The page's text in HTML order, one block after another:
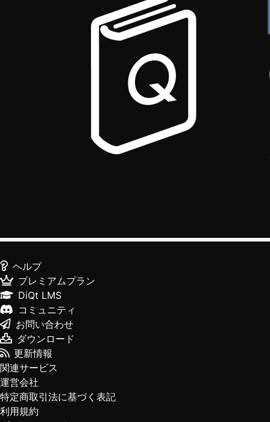
ヘルプ
プレミアムプラン
DiQt LMS
コミュニティ
お問い合わせ
ダウンロード
更新情報
関連サービス
運営会社
特定商取引法に基づく表記
利用規約